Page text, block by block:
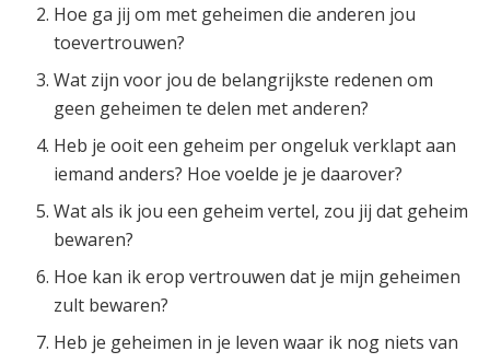
Hoe ga jij om met geheimen die anderen jou
toevertrouwen?
Wat zijn voor jou de belangrijkste redenen om
geen geheimen te delen met anderen?
Heb je ooit een geheim per ongeluk verklapt aan
iemand anders? Hoe voelde je je daarover?
Wat als ik jou een geheim vertel, zou jij dat geheim
bewaren?
Hoe kan ik erop vertrouwen dat je mijn geheimen
zult bewaren?
Heb je geheimen in je leven waar ik nog niets van